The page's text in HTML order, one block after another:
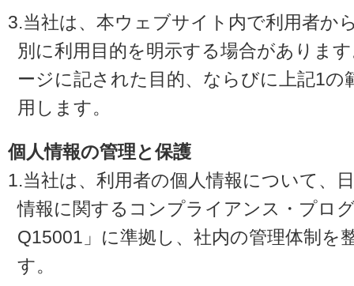
3.当社は、本ウェブサイト内で利用者か
別に利用目的を明示する場合がありま
ージに記された目的、ならびに上記1の
用します。
個人情報の管理と保護
1.当社は、利用者の個人情報について、
情報に関するコンプライアンス・プロ
Q15001」に準拠し、社内の管理体制を
す。